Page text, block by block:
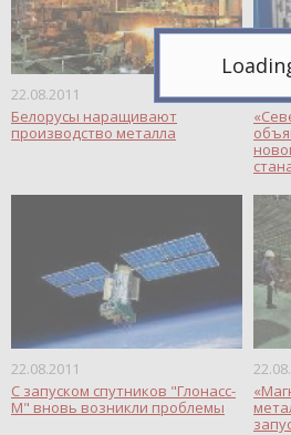
22.08.2011
Белорусы наращивают
производство металла
22.08.2011
С запуском спутников "Глонасс-
М" вновь возникли проблемы